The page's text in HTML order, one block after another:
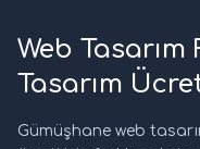
Web
Tasarım
Gümüşhane web